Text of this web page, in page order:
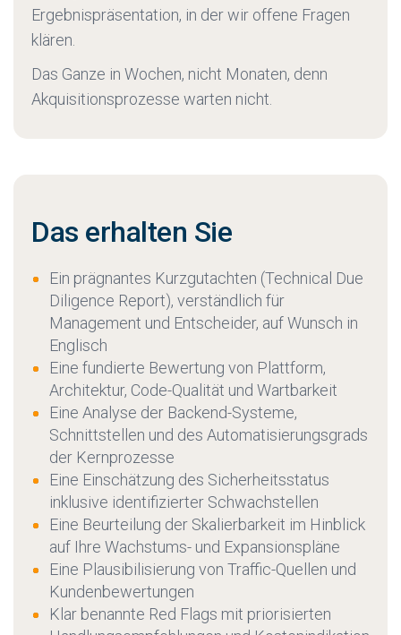
Ergebnispräsentation, in der wir offene Fragen
klären.
Das Ganze in Wochen, nicht Monaten, denn
Akquisitionsprozesse warten nicht.
Das erhalten Sie
Ein prägnantes Kurzgutachten (Technical Due
Diligence Report), verständlich für
Management und Entscheider, auf Wunsch in
Englisch
Eine fundierte Bewertung von Plattform,
Architektur, Code-Qualität und Wartbarkeit
Eine Analyse der Backend-Systeme,
Schnittstellen und des Automatisierungsgrads
der Kernprozesse
Eine Einschätzung des Sicherheitsstatus
inklusive identifizierter Schwachstellen
Eine Beurteilung der Skalierbarkeit im Hinblick
auf Ihre Wachstums- und Expansionspläne
Eine Plausibilisierung von Traffic-Quellen und
Kundenbewertungen
Klar benannte Red Flags mit priorisierten